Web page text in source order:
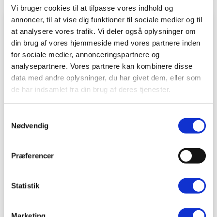
Vi bruger cookies til at tilpasse vores indhold og
annoncer, til at vise dig funktioner til sociale medier og til
at analysere vores trafik. Vi deler også oplysninger om
din brug af vores hjemmeside med vores partnere inden
for sociale medier, annonceringspartnere og
analysepartnere. Vores partnere kan kombinere disse
data med andre oplysninger, du har givet dem, eller som
de har indsamlet fra din brug af deres tjenester.
Nødvendig
Præferencer
Statistik
Akupunktur hos BeneFiT
kroppen, vil en behandling med akupunktur ofte
blevet forværret, og er de blevet et generende
søger hjælp hos din egen læge eller kontakter